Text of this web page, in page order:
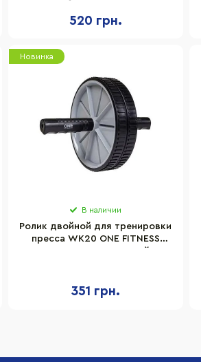
520 грн.
Новинка
В наличии
Ролик двойной для тренировки
пресса WK20 ONE FITNESS
351 грн.